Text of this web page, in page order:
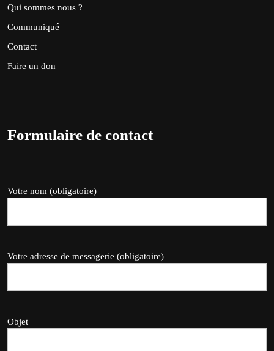
Qui sommes nous ?
Communiqué
Contact
Faire un don
Formulaire de contact
Votre nom (obligatoire)
Votre adresse de messagerie (obligatoire)
Objet